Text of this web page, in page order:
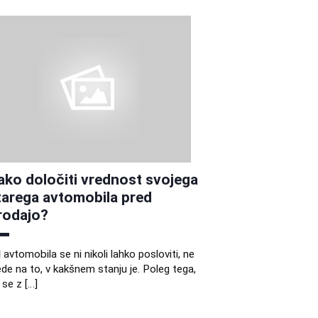
določiti vrednost svojega
avtomobila pred
avtomobila se ni nikoli lahko posloviti, ne
na to, v kakšnem stanju je. Poleg tega,
se z […]